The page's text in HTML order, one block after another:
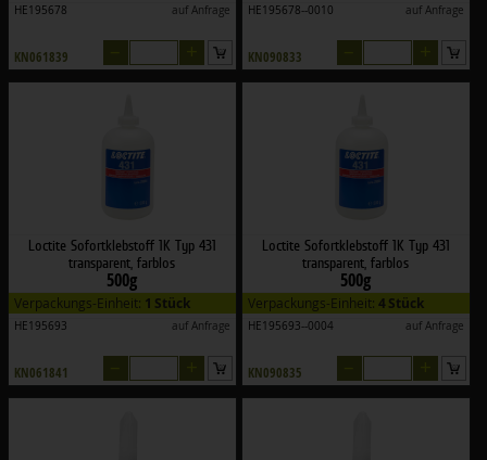
HE195678 auf Anfrage
KN061839
HE195678--0010 auf Anfrage
KN090833
Loctite Sofortklebstoff 1K Typ 431
transparent, farblos
500g
Verpackungs-Einheit: 1 Stück
HE195693 auf Anfrage
KN061841
Loctite Sofortklebstoff 1K Typ 431
transparent, farblos
500g
Verpackungs-Einheit:4 Stück
HE195693--0004 auf Anfrage
KN090835